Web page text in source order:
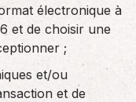
électronique à
et de choisir une
;
et/ou
et de